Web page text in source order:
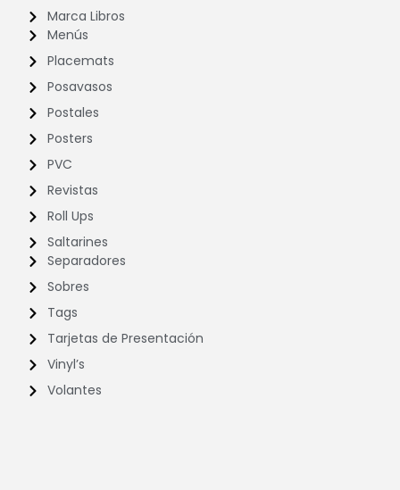
Marca Libros
Menús
Placemats
Posavasos
Postales
Posters
PVC
Revistas
Roll Ups
Saltarines
Separadores
Sobres
Tags
Tarjetas de Presentación
Vinyl’s
Volantes